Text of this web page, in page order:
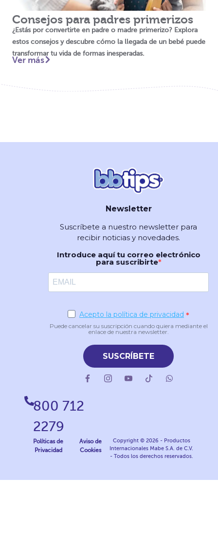
Consejos para padres primerizos
¿Estás por convertirte en padre o madre primerizo? Explora
estos consejos y descubre cómo la llegada de un bebé puede
transformar tu vida de formas inesperadas.
Ver más
Newsletter
Suscríbete a nuestro newsletter para
recibir noticias y novedades.
Introduce aquí tu correo electrónico
para suscribirte
Acepto la política de privacidad
Puede cancelar su suscripción cuando quiera mediante el
enlace de nuestra newsletter.
SUSCRÍBETE
800 712
2279
Políticas de
Privacidad
Aviso de
Cookies
Copyright © 2026 - Productos
Internacionales Mabe S.A. de C.V.
- Todos los derechos reservados.